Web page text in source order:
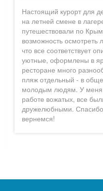
Настоящий курорт для
на летней смене в
путешествовали по
возможность осмотреть
что все соответствует
уютные, оформлены в
ресторане много
пляж отдельный - в
молодым людям. У меня
работе вожатых, все
дружелюбными.
вернемся!